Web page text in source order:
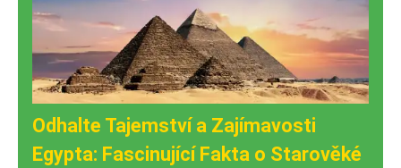
Odhalte Tajemství a Zajímavosti
Egypta: Fascinující Fakta o Starověké